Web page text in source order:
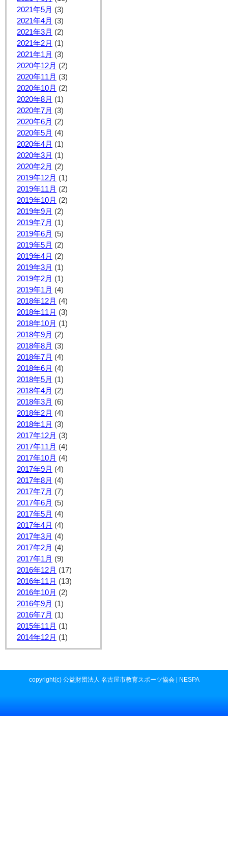
2021年5月 (3)
2021年4月 (3)
2021年3月 (2)
2021年2月 (1)
2021年1月 (3)
2020年12月 (2)
2020年11月 (3)
2020年10月 (2)
2020年8月 (1)
2020年7月 (3)
2020年6月 (2)
2020年5月 (4)
2020年4月 (1)
2020年3月 (1)
2020年2月 (2)
2019年12月 (1)
2019年11月 (2)
2019年10月 (2)
2019年9月 (2)
2019年7月 (1)
2019年6月 (5)
2019年5月 (2)
2019年4月 (2)
2019年3月 (1)
2019年2月 (1)
2019年1月 (4)
2018年12月 (4)
2018年11月 (3)
2018年10月 (1)
2018年9月 (2)
2018年8月 (3)
2018年7月 (4)
2018年6月 (4)
2018年5月 (1)
2018年4月 (2)
2018年3月 (6)
2018年2月 (4)
2018年1月 (3)
2017年12月 (3)
2017年11月 (4)
2017年10月 (4)
2017年9月 (4)
2017年8月 (4)
2017年7月 (7)
2017年6月 (5)
2017年5月 (4)
2017年4月 (4)
2017年3月 (4)
2017年2月 (4)
2017年1月 (9)
2016年12月 (17)
2016年11月 (13)
2016年10月 (2)
2016年9月 (1)
2016年7月 (1)
2015年11月 (1)
2014年12月 (1)
copyright(c) 公益財団法人 名古屋市教育スポーツ協会 | NESPA